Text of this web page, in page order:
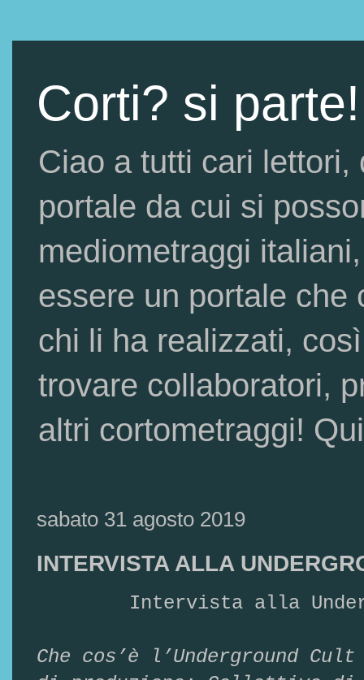
Corti? si parte!
Ciao a tutti cari
portale da cui si
mediometraggi
essere un portale che
chi li ha realizzati,
trovare collaboratori,
altri cortometraggi!
sabato 31 agosto 2019
INTERVISTA ALLA
Intervista alla
Che cos’è l’Underground